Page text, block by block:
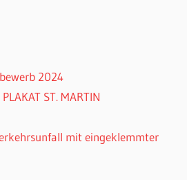
2024
ST. MARTIN
mit eingeklemmter